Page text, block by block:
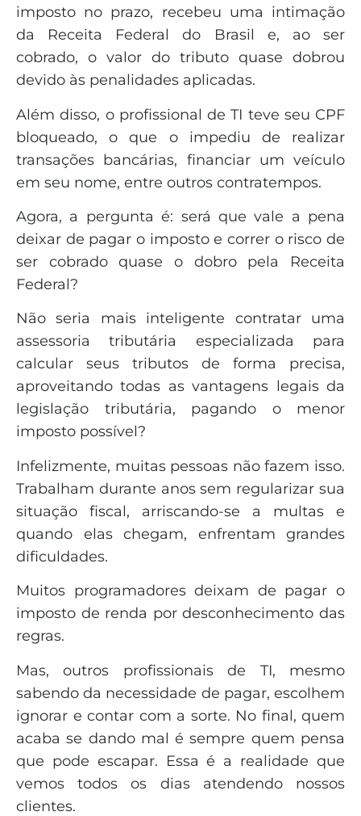
imposto no prazo, recebeu uma intimação
da Receita Federal do Brasil e, ao ser
cobrado, o valor do tributo quase dobrou
devido às penalidades aplicadas.
Além disso, o profissional de TI teve seu CPF
bloqueado, o que o impediu de realizar
transações bancárias, financiar um veículo
em seu nome, entre outros contratempos.
Agora, a pergunta é: será que vale a pena
deixar de pagar o imposto e correr o risco de
ser cobrado quase o dobro pela Receita
Federal?
Não seria mais inteligente contratar uma
assessoria tributária especializada para
calcular seus tributos de forma precisa,
aproveitando todas as vantagens legais da
legislação tributária, pagando o menor
imposto possível?
Infelizmente, muitas pessoas não fazem isso.
Trabalham durante anos sem regularizar sua
situação fiscal, arriscando-se a multas e
quando elas chegam, enfrentam grandes
dificuldades.
Muitos programadores deixam de pagar o
imposto de renda por desconhecimento das
regras.
Mas, outros profissionais de TI, mesmo
sabendo da necessidade de pagar, escolhem
ignorar e contar com a sorte. No final, quem
acaba se dando mal é sempre quem pensa
que pode escapar. Essa é a realidade que
vemos todos os dias atendendo nossos
clientes.